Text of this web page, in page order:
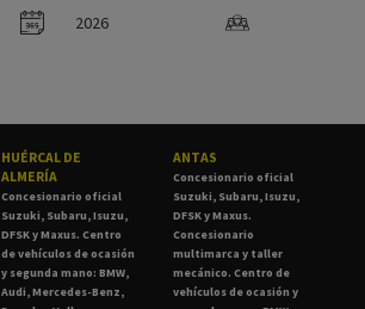
2026
HUÉRCAL DE
ALMERÍA
Concesionario oficial
Suzuki, Subaru, Isuzu,
DFSK y Maxus. Centro
de vehículos de ocasión
y segunda mano: BMW,
Audi, Mercedes-Benz,
ANTAS
Concesionario oficial
Suzuki, Subaru, Isuzu,
DFSK y Maxus.
Concesionario
multimarca y taller
mecánico. Centro de
vehículos de ocasión y